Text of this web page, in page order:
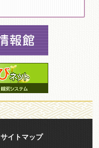
サイトマップ